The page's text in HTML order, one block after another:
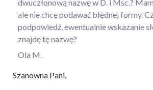
dwuczłonową nazwę w D. i Msc.?
ale nie chcę podawać błędnej formy.
podpowiedź, ewentualnie wskazanie
znajdę tę nazwę?
Ola M.
Szanowna Pani,